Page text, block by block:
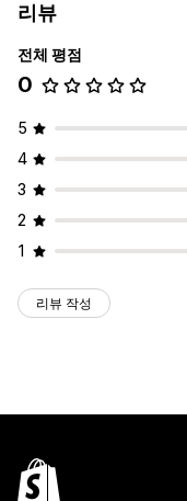
리뷰
전체 평점
0
5
4
3
2
1
리뷰 작성